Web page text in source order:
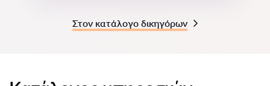
Στον κατάλογο δικηγόρων